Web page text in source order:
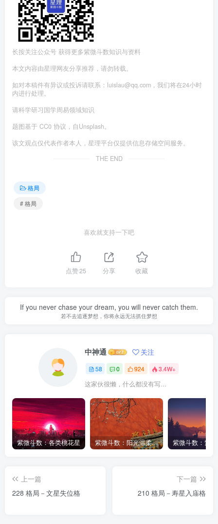
长按关注公众号 获得更多紫微斗数知识与资料
本文内容由星理网友分享推荐，请勿转载。
如对本稿件有异议或投诉请联系：luislau@qq.com，我们将在24小时
内进行处理。
请科学研习国学周易领域知识
题图基于 CC0 协议，自Unsplash。
该文观点仅代表作者本人，星理平台仅提供信息存储空间服务。
THE END
格局
# 格局
喜欢就支持一下吧
点赞25 分享 收藏
If you never chase your dream, you will never catch them.
若不去追逐梦想，你将永远无法抓住梦想
中神通 关注
58 0 924 3.4W+
这家伙很懒，什么都没有写...
紫微斗数：各类桃花星 紫微斗数：阳光温柔与阴晴不定的日月同宫男
上一篇
228 格局－文星失位格
下一篇
210 格局－寿星入庙格